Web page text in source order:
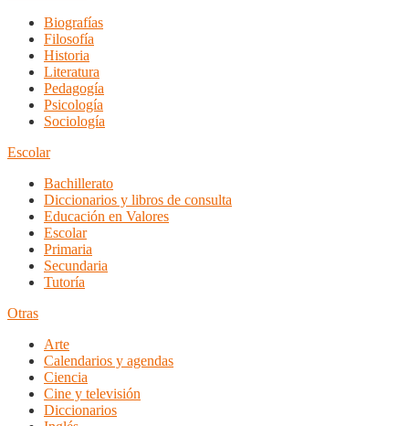
Biografías
Filosofía
Historia
Literatura
Pedagogía
Psicología
Sociología
Escolar
Bachillerato
Diccionarios y libros de consulta
Educación en Valores
Escolar
Primaria
Secundaria
Tutoría
Otras
Arte
Calendarios y agendas
Ciencia
Cine y televisión
Diccionarios